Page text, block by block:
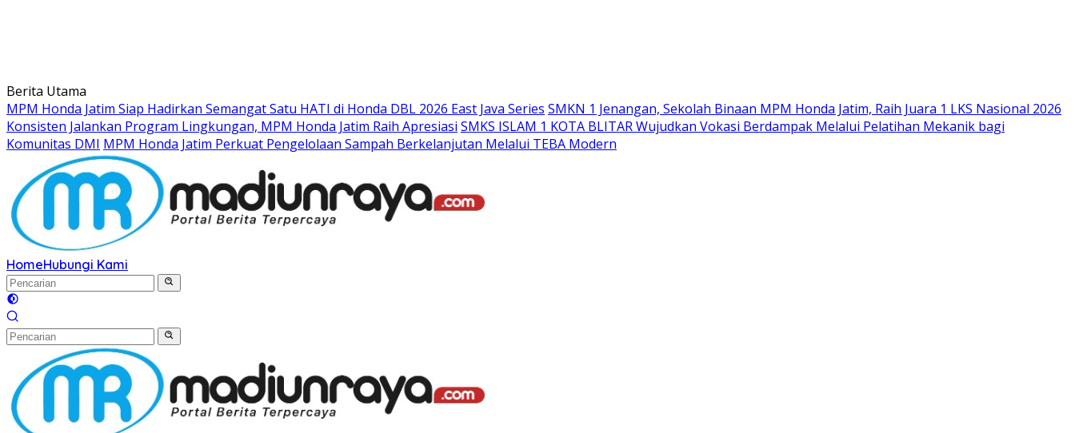
Berita Utama
MPM Honda Jatim Siap Hadirkan Semangat Satu HATI di Honda DBL 2026 East Java Series SMKN 1 Jenangan, Sekolah Binaan MPM Honda Jatim, Raih Juara 1 LKS Nasional 2026
Konsisten Jalankan Program Lingkungan, MPM Honda Jatim Raih Apresiasi SMKS ISLAM 1 KOTA BLITAR Wujudkan Vokasi Berdampak Melalui Pelatihan Mekanik bagi
Komunitas DMI MPM Honda Jatim Perkuat Pengelolaan Sampah Berkelanjutan Melalui TEBA Modern
HomeHubungi Kami